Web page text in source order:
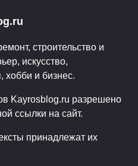
строительство и
искусство,
хобби и бизнес.
Kayrosblog.ru разрешено
ссылки на сайт.
принадлежат их